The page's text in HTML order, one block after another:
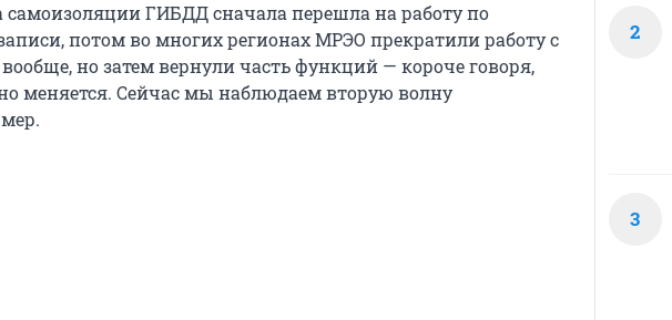
ГИБДД сначала перешла на работу по
потом во многих регионах МРЭО прекратили работу с
но затем вернули часть функций — короче говоря,
меняется. Сейчас мы наблюдаем вторую волну
2
3